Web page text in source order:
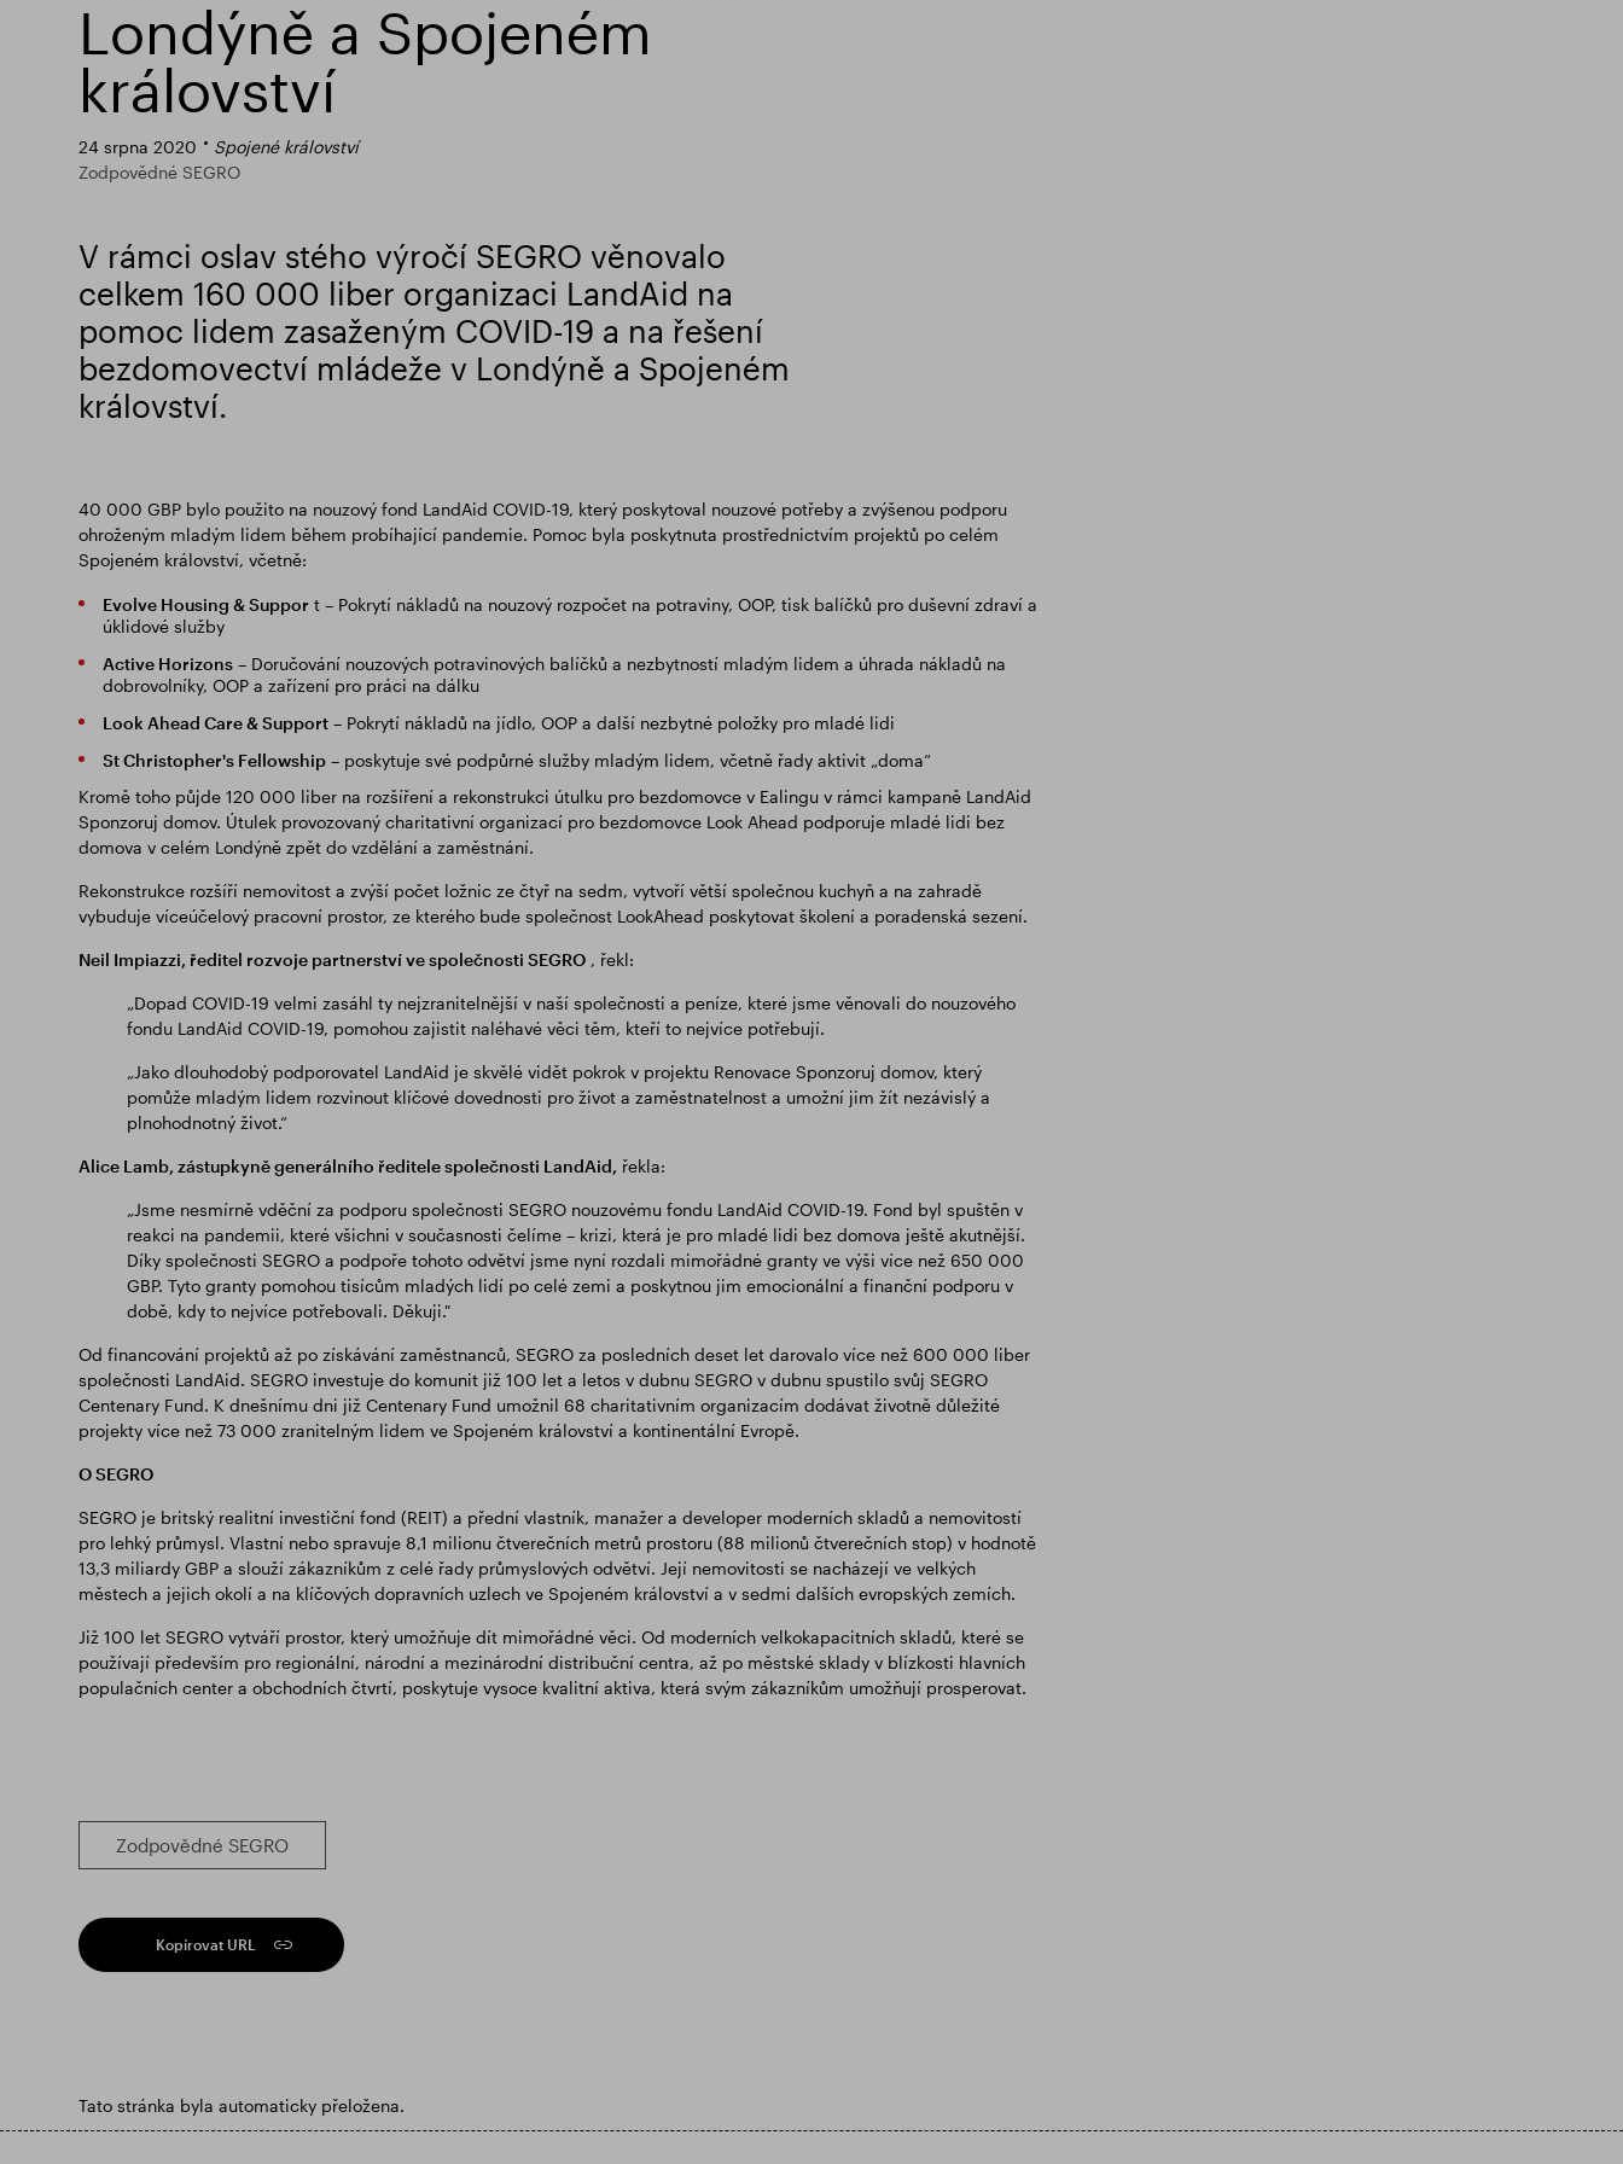
Londýně a Spojeném
království
24 srpna 2020
Spojené království
Zodpovědné SEGRO
V rámci oslav stého výročí SEGRO věnovalo
celkem 160 000 liber organizaci LandAid na
pomoc lidem zasaženým COVID-19 a na řešení
bezdomovectví mládeže v Londýně a Spojeném
království.
40 000 GBP bylo použito na nouzový fond LandAid COVID-19, který poskytoval nouzové potřeby a zvýšenou podporu
ohroženým mladým lidem během probíhající pandemie. Pomoc byla poskytnuta prostřednictvím projektů po celém
Spojeném království, včetně:
Evolve Housing & Suppor t – Pokrytí nákladů na nouzový rozpočet na potraviny, OOP, tisk balíčků pro duševní zdraví a
úklidové služby
Active Horizons– Doručování nouzových potravinových balíčků a nezbytností mladým lidem a úhrada nákladů na
dobrovolníky, OOP a zařízení pro práci na dálku
Look Ahead Care & Support– Pokrytí nákladů na jídlo, OOP a další nezbytné položky pro mladé lidi
St Christopher's Fellowship– poskytuje své podpůrné služby mladým lidem, včetně řady aktivit „doma“
Kromě toho půjde 120 000 liber na rozšíření a rekonstrukci útulku pro bezdomovce v Ealingu v rámci kampaně LandAid
Sponzoruj domov. Útulek provozovaný charitativní organizací pro bezdomovce Look Ahead podporuje mladé lidi bez
domova v celém Londýně zpět do vzdělání a zaměstnání.
Rekonstrukce rozšíří nemovitost a zvýší počet ložnic ze čtyř na sedm, vytvoří větší společnou kuchyň a na zahradě
vybuduje víceúčelový pracovní prostor, ze kterého bude společnost LookAhead poskytovat školení a poradenská sezení.
Neil Impiazzi, ředitel rozvoje partnerství ve společnosti SEGRO, řekl:
„Dopad COVID-19 velmi zasáhl ty nejzranitelnější v naší společnosti a peníze, které jsme věnovali do nouzového
fondu LandAid COVID-19, pomohou zajistit naléhavé věci těm, kteří to nejvíce potřebují.
„Jako dlouhodobý podporovatel LandAid je skvělé vidět pokrok v projektu Renovace Sponzoruj domov, který
pomůže mladým lidem rozvinout klíčové dovednosti pro život a zaměstnatelnost a umožní jim žít nezávislý a
plnohodnotný život.“
Alice Lamb, zástupkyně generálního ředitele společnosti LandAid, řekla:
„Jsme nesmírně vděční za podporu společnosti SEGRO nouzovému fondu LandAid COVID-19. Fond byl spuštěn v
reakci na pandemii, které všichni v současnosti čelíme – krizi, která je pro mladé lidi bez domova ještě akutnější.
Díky společnosti SEGRO a podpoře tohoto odvětví jsme nyní rozdali mimořádné granty ve výši více než 650 000
GBP. Tyto granty pomohou tisícům mladých lidí po celé zemi a poskytnou jim emocionální a finanční podporu v
době, kdy to nejvíce potřebovali. Děkuji."
Od financování projektů až po získávání zaměstnanců, SEGRO za posledních deset let darovalo více než 600 000 liber
společnosti LandAid. SEGRO investuje do komunit již 100 let a letos v dubnu SEGRO v dubnu spustilo svůj SEGRO
Centenary Fund. K dnešnímu dni již Centenary Fund umožnil 68 charitativním organizacím dodávat životně důležité
projekty více než 73 000 zranitelným lidem ve Spojeném království a kontinentální Evropě.
O SEGRO
SEGRO je britský realitní investiční fond (REIT) a přední vlastník, manažer a developer moderních skladů a nemovitostí
pro lehký průmysl. Vlastní nebo spravuje 8,1 milionu čtverečních metrů prostoru (88 milionů čtverečních stop) v hodnotě
13,3 miliardy GBP a slouží zákazníkům z celé řady průmyslových odvětví. Její nemovitosti se nacházejí ve velkých
městech a jejich okolí a na klíčových dopravních uzlech ve Spojeném království a v sedmi dalších evropských zemích.
Již 100 let SEGRO vytváří prostor, který umožňuje dít mimořádné věci. Od moderních velkokapacitních skladů, které se
používají především pro regionální, národní a mezinárodní distribuční centra, až po městské sklady v blízkosti hlavních
populačních center a obchodních čtvrtí, poskytuje vysoce kvalitní aktiva, která svým zákazníkům umožňují prosperovat.
Zodpovědné SEGRO
Kopírovat URL
Tato stránka byla automaticky přeložena.